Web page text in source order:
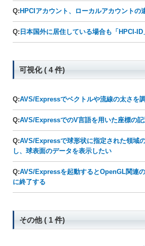
Q: HPCIアカウント、ローカルアカウントの
Q: 日本国外に居住している場合も「HPCI-
可視化 ( 4 件)
Q:AVS/Expressでベクトルや流線の太さを
Q:AVS/ExpressでのV言語を用いた座標の
Q:AVS/Expressで球形状に指定された領域
し、球表面のデータを表示したい
Q:AVS/Expressを起動するとOpenGL関連
に終了する
その他 ( 1 件)